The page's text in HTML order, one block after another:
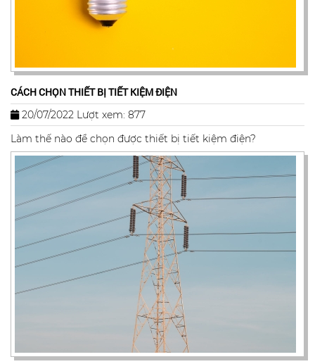
CÁCH CHỌN THIẾT BỊ TIẾT KIỆM ĐIỆN
20/07/2022 Lượt xem: 877
Làm thế nào để chọn được thiết bị tiết kiệm điện?